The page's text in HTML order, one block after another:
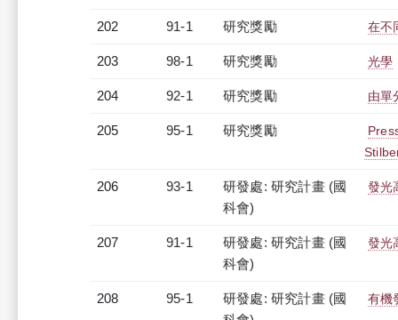
202 91-1 研究獎勵 在不
203 98-1 研究獎勵 光學
204 92-1 研究獎勵 由單
205 95-1 研究獎勵
206 93-1
研發處: 研究計畫 (國
科會)
發光
207 91-1
研發處: 研究計畫 (國
科會)
發光
208 95-1
研發處: 研究計畫 (國
有機